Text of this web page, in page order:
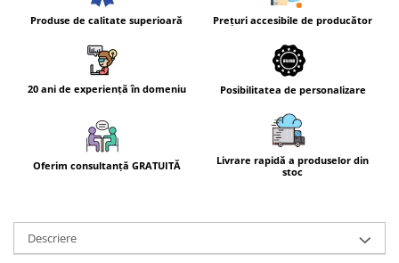
Produse de calitate superioară Prețuri accesibile de producător
20 ani de experiență în domeniu Posibilitatea de personalizare
Oferim consultanță GRATUITĂ
Livrare rapidă a produselor din
stoc
Descriere